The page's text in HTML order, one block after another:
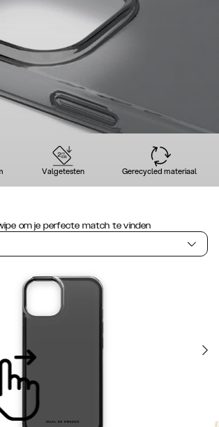
Valgetesten Gerecycled materiaal
om je perfecte match te vinden